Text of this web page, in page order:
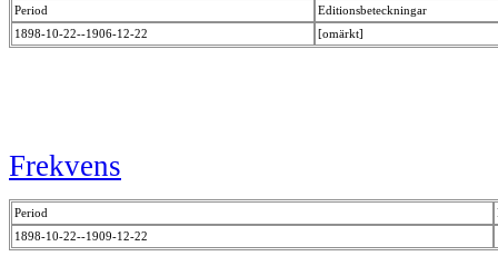
Period
Editionsbeteckningar
1898-10-22--1906-12-22
[omärkt]
Frekvens
Period
1898-10-22--1909-12-22